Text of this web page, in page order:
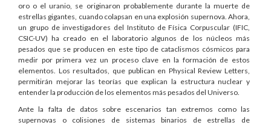
oro o el uranio, se originaron probablemente durante la muerte de
estrellas gigantes, cuando colapsan en una explosión supernova. Ahora,
un grupo de investigadores del Instituto de Física Corpuscular (IFIC,
CSIC-UV) ha creado en el laboratorio algunos de los núcleos más
pesados que se producen en este tipo de cataclismos cósmicos para
medir por primera vez un proceso clave en la formación de estos
elementos. Los resultados, que publican en Physical Review Letters,
permitirán mejorar las teorías que explican la estructura nuclear y
entender la producción de los elementos más pesados del Universo.
Ante la falta de datos sobre escenarios tan extremos como las
supernovas o colisiones de sistemas binarios de estrellas de